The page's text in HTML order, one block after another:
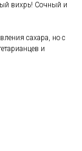
вихрь! Сочный и
сахара, но с
и